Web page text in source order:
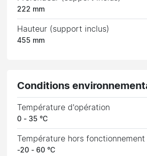
222 mm
Hauteur (support inclus)
455 mm
Conditions
Température d'opération
0 - 35 °C
Température hors fonctionnement
-20 - 60 °C